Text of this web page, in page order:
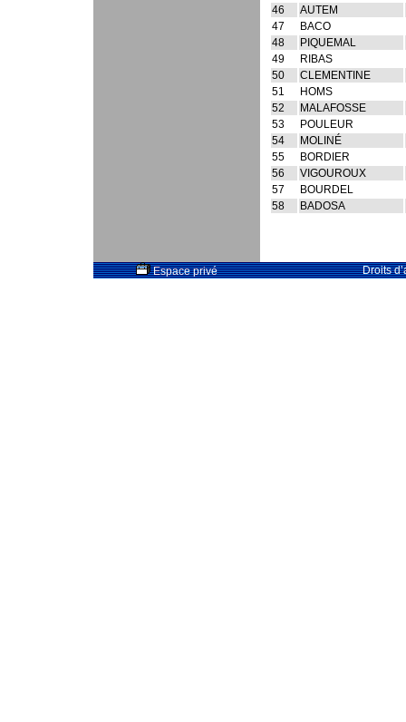
46
AUTEM
47
BACO
48
PIQUEMAL
49
RIBAS
50
CLEMENTINE
51
HOMS
52
MALAFOSSE
53
POULEUR
54
MOLINÉ
55
BORDIER
56
VIGOUROUX
57
BOURDEL
58
BADOSA
Espace privé Droits